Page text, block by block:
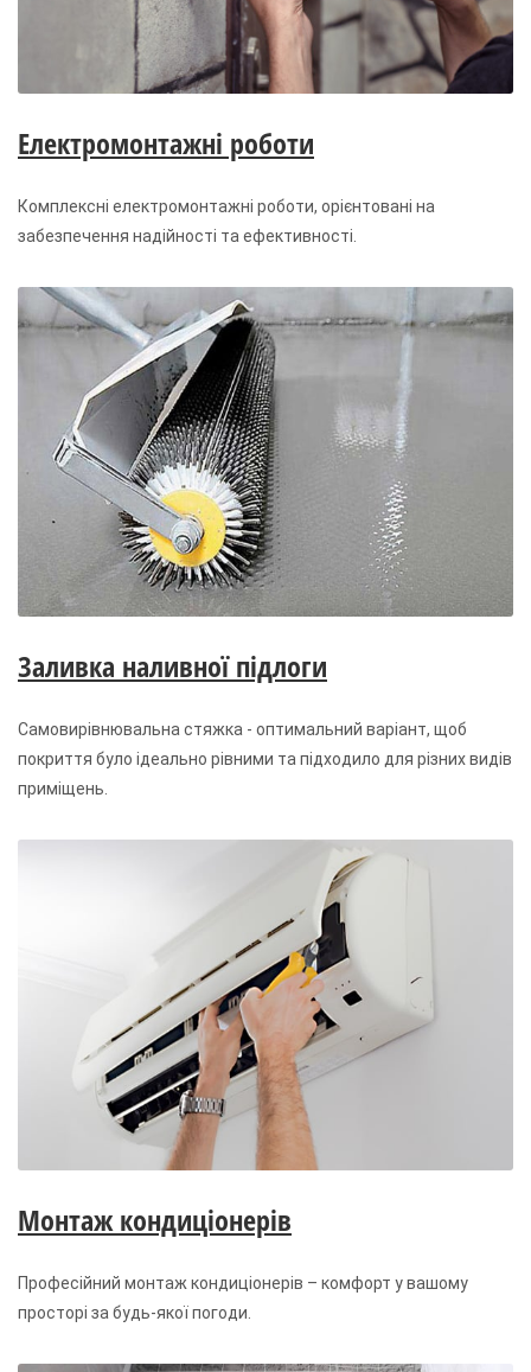
Електромонтажні роботи
Комплексні електромонтажні роботи, орієнтовані на
забезпечення надійності та ефективності.
Заливка наливної підлоги
Самовирівнювальна стяжка - оптимальний варіант, щоб
покриття було ідеально рівними та підходило для різних видів
приміщень.
Монтаж кондиціонерів
Професійний монтаж кондиціонерів – комфорт у вашому
просторі за будь-якої погоди.